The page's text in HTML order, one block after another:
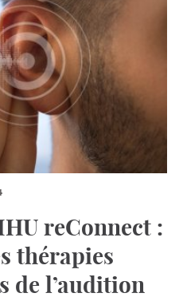
reConnect :
thérapies
de l’audition